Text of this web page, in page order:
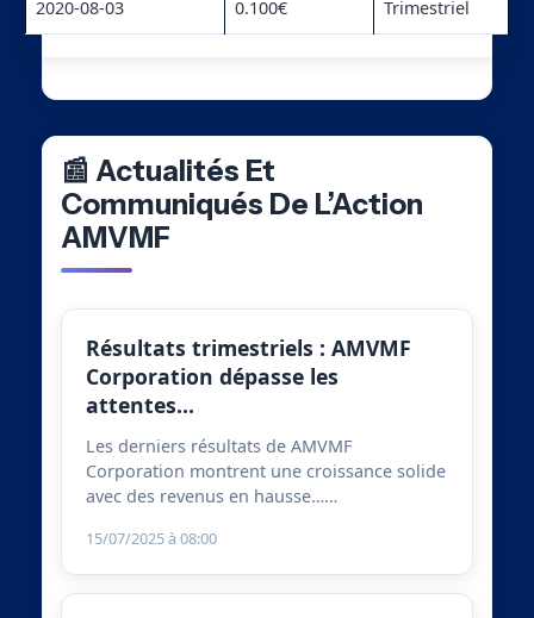
2020-08-03 0.100€ Trimestriel
📰 Actualités Et
Communiqués De L’Action
AMVMF
Résultats trimestriels : AMVMF
Corporation dépasse les
attentes…
Les derniers résultats de AMVMF
Corporation montrent une croissance solide
avec des revenus en hausse……
15/07/2025 à 08:00